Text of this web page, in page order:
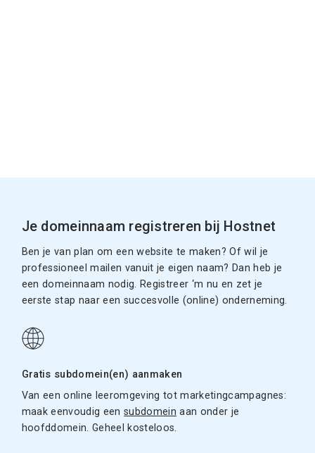
Je domeinnaam registreren bij Hostnet
Ben je van plan om een website te maken? Of wil je
professioneel mailen vanuit je eigen naam? Dan heb je
een domeinnaam nodig. Registreer ‘m nu en zet je
eerste stap naar een succesvolle (online) onderneming.
Gratis subdomein(en) aanmaken
Van een online leeromgeving tot marketingcampagnes:
maak eenvoudig eensubdomein aan onder je
hoofddomein. Geheel kosteloos.